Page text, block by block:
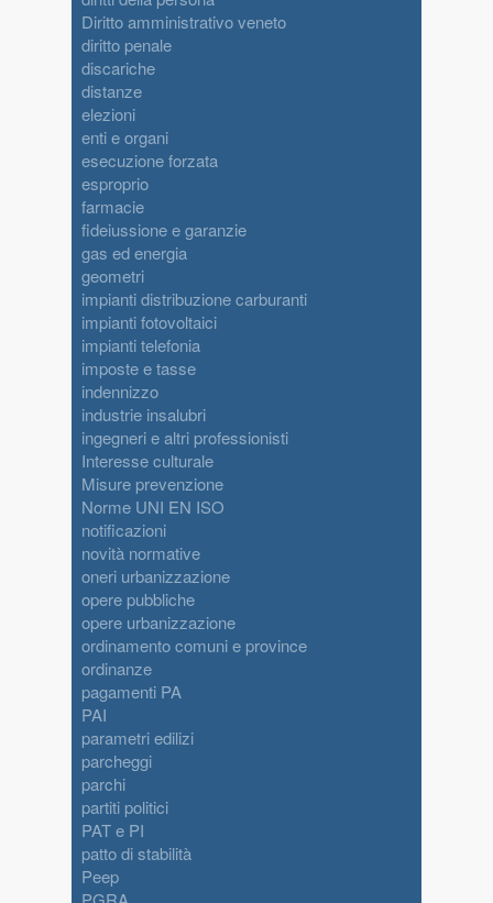
Diritto amministrativo veneto
diritto penale
discariche
distanze
elezioni
enti e organi
esecuzione forzata
esproprio
farmacie
fideiussione e garanzie
gas ed energia
geometri
impianti distribuzione carburanti
impianti fotovoltaici
impianti telefonia
imposte e tasse
indennizzo
industrie insalubri
ingegneri e altri professionisti
Interesse culturale
Misure prevenzione
Norme UNI EN ISO
notificazioni
novità normative
oneri urbanizzazione
opere pubbliche
opere urbanizzazione
ordinamento comuni e province
ordinanze
pagamenti PA
PAI
parametri edilizi
parcheggi
parchi
partiti politici
PAT e PI
patto di stabilità
Peep